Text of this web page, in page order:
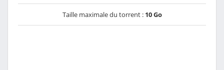
Taille maximale du torrent : 10 Go